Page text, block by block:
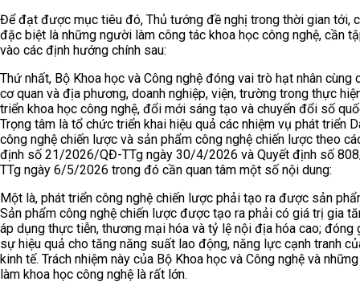
Để đạt được mục tiêu đó, Thủ tướng đề nghị trong thời gian tới,
đặc biệt là những người làm công tác khoa học công nghệ, cần
vào các định hướng chính sau:
Thứ nhất, Bộ Khoa học và Công nghệ đóng vai trò hạt nhân cùng
cơ quan và địa phương, doanh nghiệp, viện, trường trong thực
triển khoa học công nghệ, đổi mới sáng tạo và chuyển đổi số
Trọng tâm là tổ chức triển khai hiệu quả các nhiệm vụ phát triển
công nghệ chiến lược và sản phẩm công nghệ chiến lược theo
định số 21/2026/QĐ-TTg ngày 30/4/2026 và Quyết định số
TTg ngày 6/5/2026 trong đó cần quan tâm một số nội dung:
Một là, phát triển công nghệ chiến lược phải tạo ra được sản
Sản phẩm công nghệ chiến lược được tạo ra phải có giá trị gia
áp dụng thực tiễn, thương mại hóa và tỷ lệ nội địa hóa cao; đóng
sự hiệu quả cho tăng năng suất lao động, năng lực cạnh tranh
kinh tế. Trách nhiệm này của Bộ Khoa học và Công nghệ và
làm khoa học công nghệ là rất lớn.